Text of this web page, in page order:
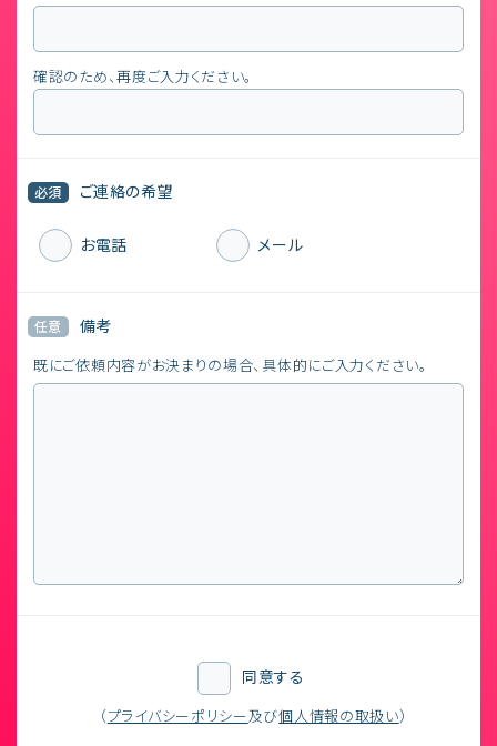
確認のため、再度ご入力ください。
必須 ご連絡の希望
お電話 メール
任意 備考
既にご依頼内容がお決まりの場合、具体的にご入力ください。
同意する
（プライバシーポリシー及び個人情報の取扱い）